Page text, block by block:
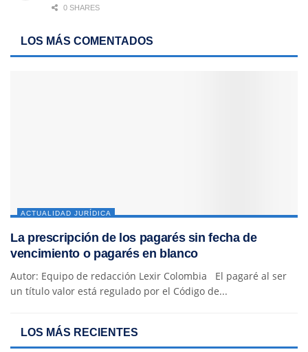
0 SHARES
LOS MÁS COMENTADOS
ACTUALIDAD JURÍDICA
La prescripción de los pagarés sin fecha de
vencimiento o pagarés en blanco
Autor: Equipo de redacción Lexir Colombia El pagaré al ser
un título valor está regulado por el Código de...
LOS MÁS RECIENTES